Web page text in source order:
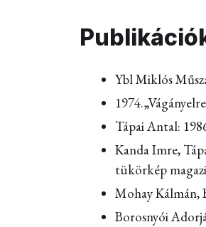
Ybl Miklós
Tápai Antal:
Kanda Imre,
tükörkép
Mohay Kálmán,
Borosnyói